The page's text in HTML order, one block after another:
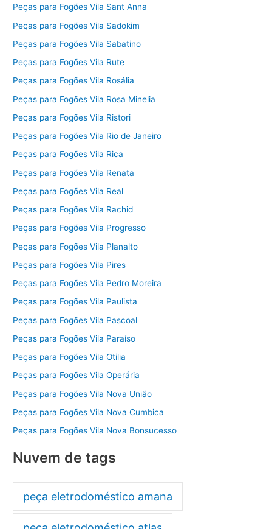
Peças para Fogões Vila Sant Anna
Peças para Fogões Vila Sadokim
Peças para Fogões Vila Sabatino
Peças para Fogões Vila Rute
Peças para Fogões Vila Rosália
Peças para Fogões Vila Rosa Minelia
Peças para Fogões Vila Ristori
Peças para Fogões Vila Rio de Janeiro
Peças para Fogões Vila Rica
Peças para Fogões Vila Renata
Peças para Fogões Vila Real
Peças para Fogões Vila Rachid
Peças para Fogões Vila Progresso
Peças para Fogões Vila Planalto
Peças para Fogões Vila Pires
Peças para Fogões Vila Pedro Moreira
Peças para Fogões Vila Paulista
Peças para Fogões Vila Pascoal
Peças para Fogões Vila Paraíso
Peças para Fogões Vila Otilia
Peças para Fogões Vila Operária
Peças para Fogões Vila Nova União
Peças para Fogões Vila Nova Cumbica
Peças para Fogões Vila Nova Bonsucesso
Nuvem de tags
peça eletrodoméstico amana